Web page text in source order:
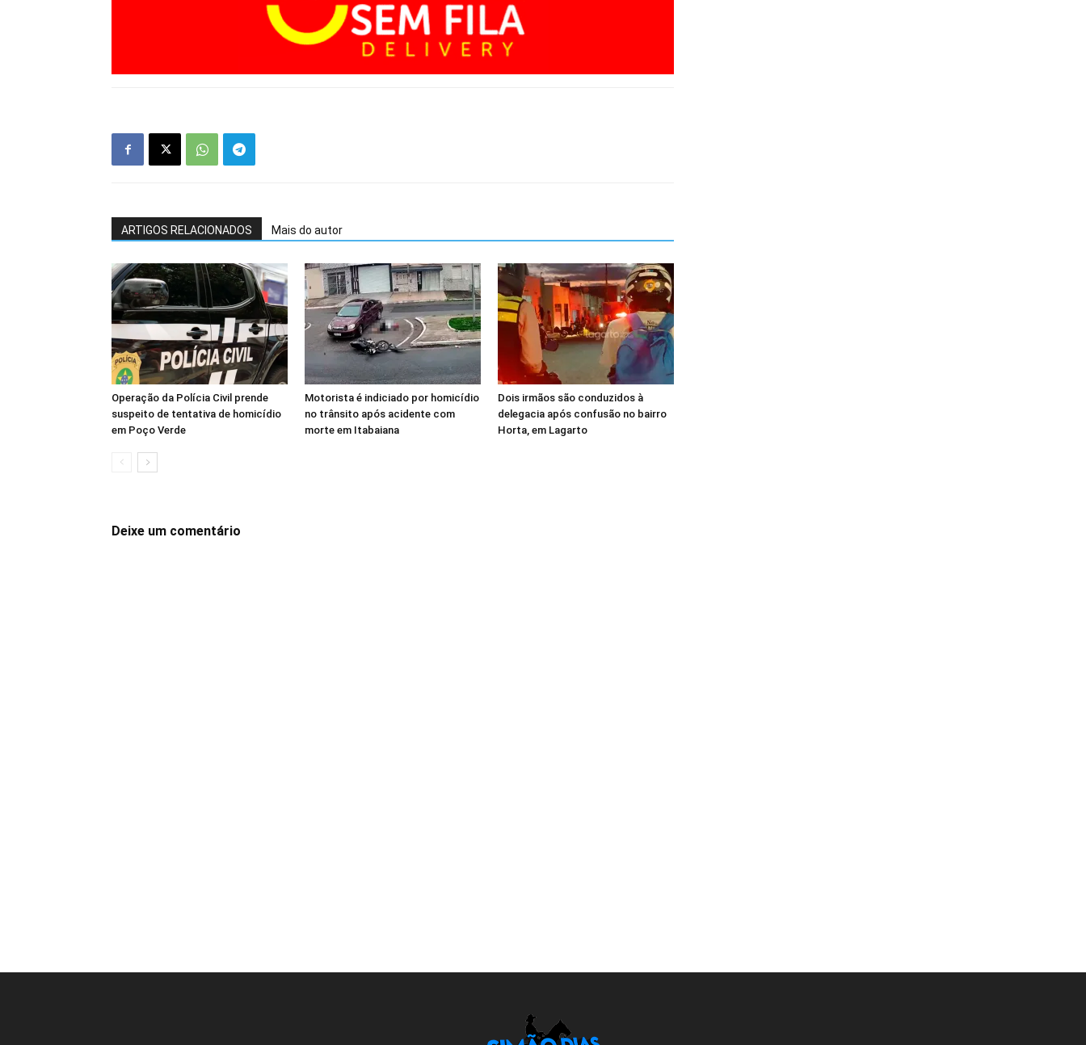
ARTIGOS RELACIONADOS Mais do autor
Operação da Polícia Civil prende
suspeito de tentativa de homicídio
em Poço Verde
Motorista é indiciado por homicídio
no trânsito após acidente com
morte em Itabaiana
Dois irmãos são conduzidos à
delegacia após confusão no bairro
Horta, em Lagarto
Deixe um comentário